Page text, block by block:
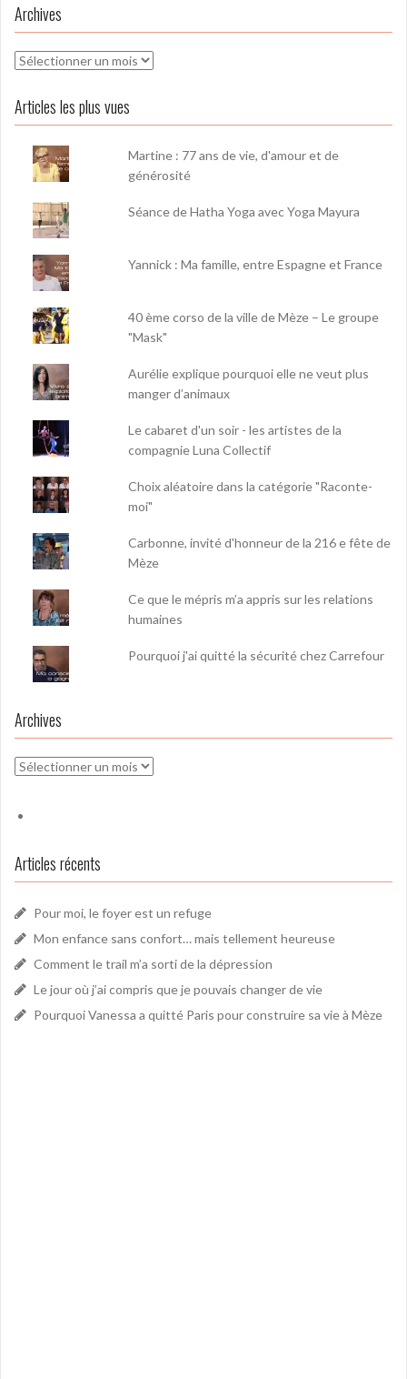
Archives
Archives
Articles les plus vues
Martine : 77 ans de vie, d'amour et de
générosité
Séance de Hatha Yoga avec Yoga Mayura
Yannick : Ma famille, entre Espagne et France
40 ème corso de la ville de Mèze – Le groupe
"Mask"
Aurélie explique pourquoi elle ne veut plus
manger d’animaux
Le cabaret d'un soir - les artistes de la
compagnie Luna Collectif
Choix aléatoire dans la catégorie "Raconte-
moi"
Carbonne, invité d'honneur de la 216 e fête de
Mèze
Ce que le mépris m’a appris sur les relations
humaines
Pourquoi j'ai quitté la sécurité chez Carrefour
Archives
Archives
Articles récents
Pour moi, le foyer est un refuge
Mon enfance sans confort… mais tellement heureuse
Comment le trail m’a sorti de la dépression
Le jour où j’ai compris que je pouvais changer de vie
Pourquoi Vanessa a quitté Paris pour construire sa vie à Mèze